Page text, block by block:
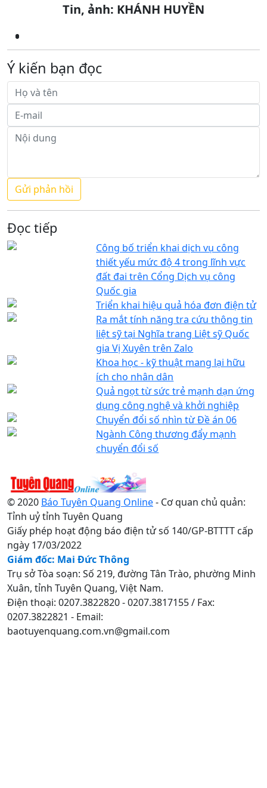
Tin, ảnh: KHÁNH HUYỀN
Ý kiến bạn đọc
Đọc tiếp
Công bố triển khai dịch vụ công
thiết yếu mức độ 4 trong lĩnh vực
đất đai trên Cổng Dịch vụ công
Quốc gia
Triển khai hiệu quả hóa đơn điện tử
Ra mắt tính năng tra cứu thông tin
liệt sỹ tại Nghĩa trang Liệt sỹ Quốc
gia Vị Xuyên trên Zalo
Khoa học - kỹ thuật mang lại hữu
ích cho nhân dân
Quả ngọt từ sức trẻ mạnh dạn ứng
dụng công nghệ và khởi nghiệp
Chuyển đổi số nhìn từ Đề án 06
Ngành Công thương đẩy mạnh
chuyển đổi số
© 2020 Báo Tuyên Quang Online- Cơ quan chủ quản:
Tỉnh uỷ tỉnh Tuyên Quang
Giấy phép hoạt động báo điện tử số 140/GP-BTTTT cấp
ngày 17/03/2022
Giám đốc: Mai Đức Thông
Trụ sở Tòa soạn: Số 219, đường Tân Trào, phường Minh
Xuân, tỉnh Tuyên Quang, Việt Nam.
Điện thoại: 0207.3822820 - 0207.3817155 / Fax:
0207.3822821 - Email:
baotuyenquang.com.vn@gmail.com